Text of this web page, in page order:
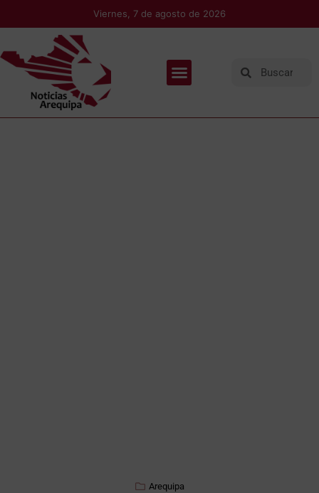
Viernes, 7 de agosto de 2026
Arequipa